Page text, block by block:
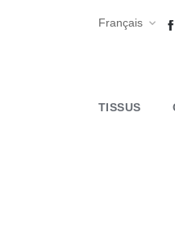
Français 
TISSUS